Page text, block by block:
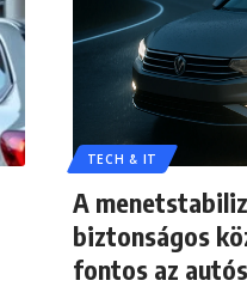
TECH & IT
A
biztonságos
fontos az